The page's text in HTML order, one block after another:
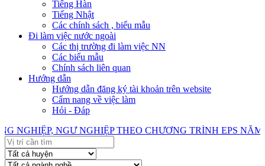
Tiếng Hàn
Tiếng Nhật
Các chính sách , biểu mẫu
Đi làm việc nước ngoài
Các thị trường đi làm việc NN
Các biểu mẫu
Chính sách liên quan
Hướng dẫn
Hướng dẫn đăng ký tài khoản trên website
Cẩm nang về việc làm
Hỏi - Đáp
NGƯ NGHIỆP THEO CHƯƠNG TRÌNH EPS NĂM